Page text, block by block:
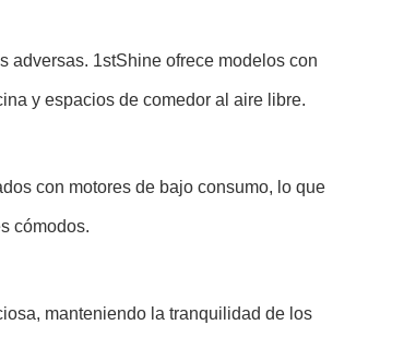
adversas. 1stShine ofrece modelos con
y espacios de comedor al aire libre.
con motores de bajo consumo, lo que
cómodos.
manteniendo la tranquilidad de los